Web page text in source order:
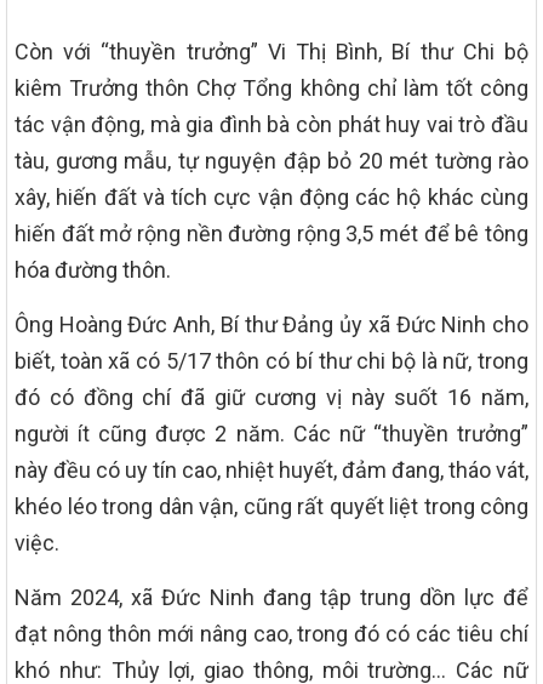
Còn với “thuyền trưởng” Vi Thị Bình, Bí thư Chi bộ
kiêm Trưởng thôn Chợ Tổng không chỉ làm tốt công
tác vận động, mà gia đình bà còn phát huy vai trò đầu
tàu, gương mẫu, tự nguyện đập bỏ 20 mét tường rào
xây, hiến đất và tích cực vận động các hộ khác cùng
hiến đất mở rộng nền đường rộng 3,5 mét để bê tông
hóa đường thôn.
Ông Hoàng Đức Anh, Bí thư Đảng ủy xã Đức Ninh cho
biết, toàn xã có 5/17 thôn có bí thư chi bộ là nữ, trong
đó có đồng chí đã giữ cương vị này suốt 16 năm,
người ít cũng được 2 năm. Các nữ “thuyền trưởng”
này đều có uy tín cao, nhiệt huyết, đảm đang, tháo vát,
khéo léo trong dân vận, cũng rất quyết liệt trong công
việc.
Năm 2024, xã Đức Ninh đang tập trung dồn lực để
đạt nông thôn mới nâng cao, trong đó có các tiêu chí
khó như: Thủy lợi, giao thông, môi trường… Các nữ